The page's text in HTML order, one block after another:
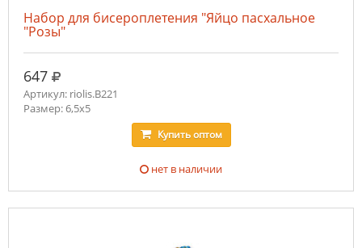
Набор для бисероплетения "Яйцо пасхальное
"Розы"
647 руб.
Артикул: riolis.В221
Размер: 6,5х5
Купитьоптом
нет в наличии